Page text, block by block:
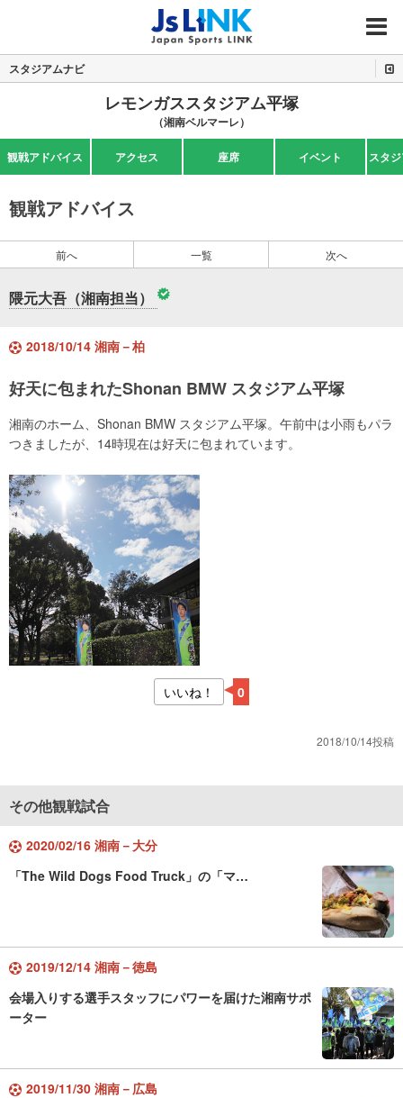
MENU
スタジアムナビ
レモンガススタジアム平塚
（湘南ベルマーレ）
観戦アドバイス アクセス 座席 イベント スタ
観戦アドバイス
前へ 一覧 次へ
隈元大吾（湘南担当）
2018/10/14 湘南－柏
好天に包まれたShonan BMW スタジアム平塚
湘南のホーム、Shonan BMW スタジアム平塚。午前中は小雨もパラ
つきましたが、14時現在は好天に包まれています。
いいね！ 0
2018/10/14投稿
その他観戦試合
2020/02/16 湘南－大分
「The Wild Dogs Food Truck」の「マ…
2019/12/14 湘南－徳島
会場入りする選手スタッフにパワーを届けた湘南サポ
ーター
2019/11/30 湘南－広島